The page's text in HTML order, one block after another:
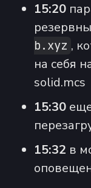
15:20
b.xyz ,
на себя
solid.mcs
15:30
15:32 в